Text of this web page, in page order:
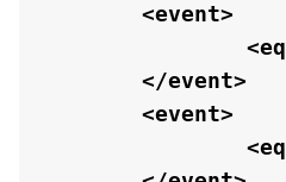
<event>
<eq
</event>
<event>
<eq